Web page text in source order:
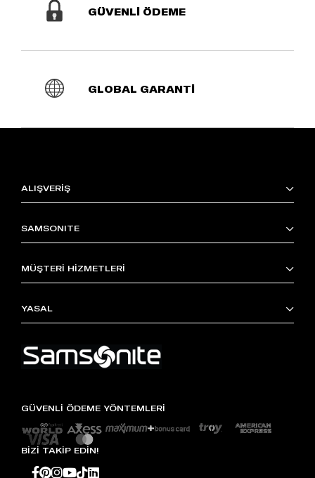
GÜVENLİ ÖDEME
GLOBAL GARANTİ
ALIŞVERİŞ
SAMSONITE
MÜŞTERİ HİZMETLERİ
YASAL
GÜVENLİ ÖDEME YÖNTEMLERİ
BİZİ TAKİP EDİN!